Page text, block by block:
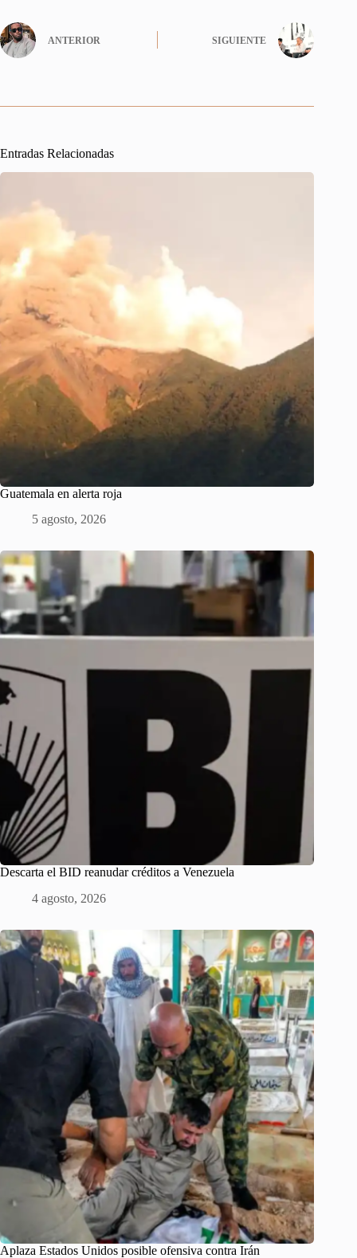
ANTERIOR SIGUIENTE
Entradas Relacionadas
Guatemala en alerta roja
5 agosto, 2026
Descarta el BID reanudar créditos a Venezuela
4 agosto, 2026
Aplaza Estados Unidos posible ofensiva contra Irán